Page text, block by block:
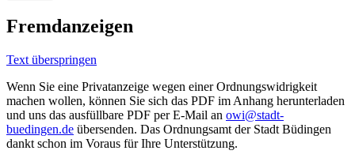
Fremdanzeigen
Text überspringen
Wenn Sie eine Privatanzeige wegen einer Ordnungswidrigkeit
machen wollen, können Sie sich das PDF im Anhang herunterladen
und uns das ausfüllbare PDF per E-Mail an owi@stadt-
buedingen.de übersenden. Das Ordnungsamt der Stadt Büdingen
dankt schon im Voraus für Ihre Unterstützung.